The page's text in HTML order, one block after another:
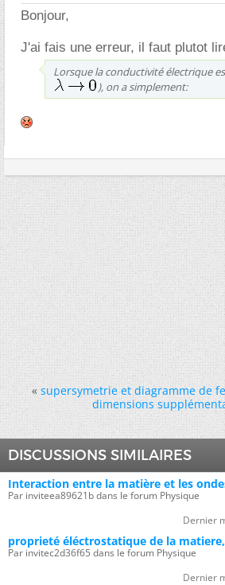
Bonjour,
J'ai fais une erreur, il faut plutot
Lorsque la conductivité électrique
), on a simplement:
« supersymetrie et diagramme de
dimensions
DISCUSSIONS SIMILAIRES
Interaction entre la matière et les
Par inviteea89621b dans le forum Physique
Dernier
proprieté éléctrostatique de la
Par invitec2d36f65 dans le forum Physique
Dernier